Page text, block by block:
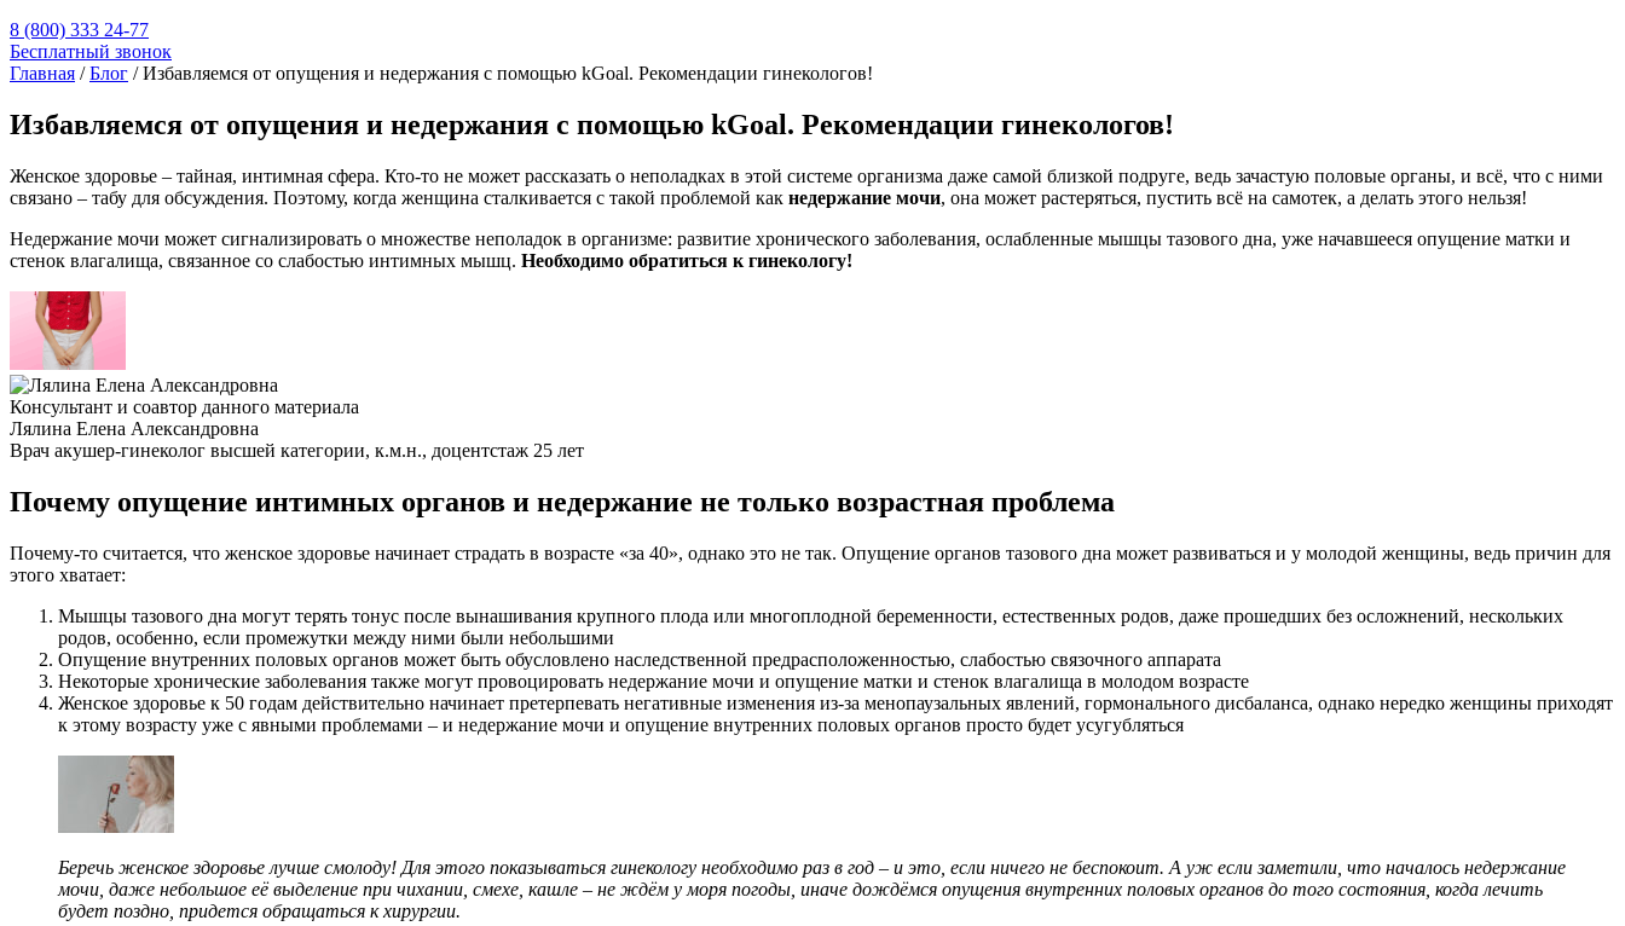
8 (800) 333 24-77
Бесплатный звонок
Главная /Блог /Избавляемся от опущения и недержания с помощью kGoal. Рекомендации гинекологов!
Избавляемся от опущения и недержания с помощью kGoal. Рекомендации гинекологов!
Женское здоровье – тайная, интимная сфера. Кто-то не может рассказать о неполадках в этой системе организма даже самой близкой подруге, ведь зачастую половые органы, и всё, что с ними
связано – табу для обсуждения. Поэтому, когда женщина сталкивается с такой проблемой как недержание мочи, она может растеряться, пустить всё на самотек, а делать этого нельзя!
Недержание мочи может сигнализировать о множестве неполадок в организме: развитие хронического заболевания, ослабленные мышцы тазового дна, уже начавшееся опущение матки и
стенок влагалища, связанное со слабостью интимных мышц. Необходимо обратиться к гинекологу!
Консультант и соавтор данного материала
Лялина Елена Александровна
Врач акушер-гинеколог высшей категории, к.м.н., доцентстаж 25 лет
Почему опущение интимных органов и недержание не только возрастная проблема
Почему-то считается, что женское здоровье начинает страдать в возрасте «за 40», однако это не так. Опущение органов тазового дна может развиваться и у молодой женщины, ведь причин для
этого хватает:
Мышцы тазового дна могут терять тонус после вынашивания крупного плода или многоплодной беременности, естественных родов, даже прошедших без осложнений, нескольких
родов, особенно, если промежутки между ними были небольшими
Опущение внутренних половых органов может быть обусловлено наследственной предрасположенностью, слабостью связочного аппарата
Некоторые хронические заболевания также могут провоцировать недержание мочи и опущение матки и стенок влагалища в молодом возрасте
Женское здоровье к 50 годам действительно начинает претерпевать негативные изменения из-за менопаузальных явлений, гормонального дисбаланса, однако нередко женщины приходят
к этому возрасту уже с явными проблемами – и недержание мочи и опущение внутренних половых органов просто будет усугубляться
Беречь женское здоровье лучше смолоду! Для этого показываться гинекологу необходимо раз в год – и это, если ничего не беспокоит. А уж если заметили, что началось недержание
мочи , даже небольшое её выделение при чихании, смехе, кашле – не ждём у моря погоды, иначе дождёмся опущения внутренних половых органов до того состояния, когда лечить
будет поздно, придется обращаться к хирургии.